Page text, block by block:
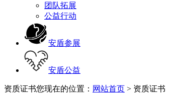
团队拓展
公益行动
安盾参展
安盾公益
资质证书您现在的位置： 网站首页 > 资质证书